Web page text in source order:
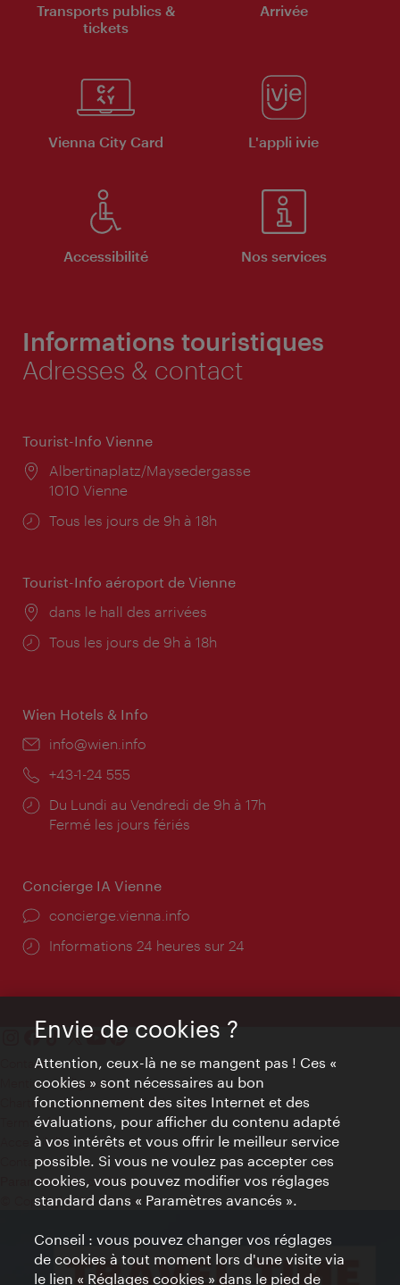
Transports publics &
tickets
Arrivée
Vienna City Card L'appli ivie
Accessibilité Nos services
Informations touristiques
Adresses & contact
Tourist-Info Vienne
Lieu:
Albertinaplatz/Maysedergasse
1010 Vienne
Horaires
Tous les jours de 9h à 18h
Tourist-Info aéroport de Vienne
Lieu:
dans le hall des arrivées
Horaires
Tous les jours de 9h à 18h
Wien Hotels & Info
E-
info@wien.info
Téléphone:
+43-1-24 555
Horaires
d'ouverture:
Du Lundi au Vendredi de 9h à 17h
Fermé les jours fériés
Concierge IA Vienne
Ort:
concierge.vienna.info
Öffnungszeiten:
Informations 24 heures sur 24
Contact
Mentions obligatoires
Charte sur le respect de la vie privée
Terms of Use
Accessibilité
Contact presse
Paramètres de cookies
© Copyright WienTourismus
Envie de cookies ?
Attention, ceux-là ne se mangent pas ! Ces «
cookies » sont nécessaires au bon
fonctionnement des sites Internet et des
évaluations, pour afficher du contenu adapté
à vos intérêts et vous offrir le meilleur service
possible. Si vous ne voulez pas accepter ces
cookies, vous pouvez modifier vos réglages
standard dans « Paramètres avancés ».
Conseil : vous pouvez changer vos réglages
de cookies à tout moment lors d'une visite via
le lien « Réglages cookies » dans le pied de